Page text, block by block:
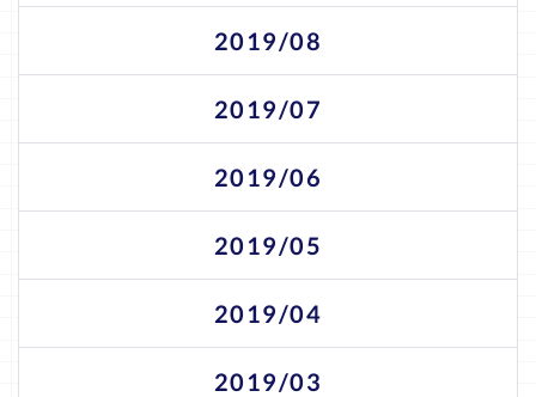
2019/08
2019/07
2019/06
2019/05
2019/04
2019/03